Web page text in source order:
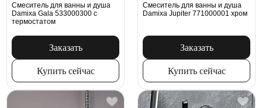
Смеситель для ванны и душа
Damixa Gala 533000300 с
термостатом
Заказать
Купить сейчас
Смеситель для ванны и душа
Damixa Jupiter 771000001 хром
Заказать
Купить сейчас